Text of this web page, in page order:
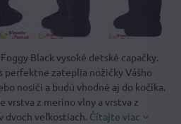
Black vysoké detské capačky.
perfektne zateplia nožičky Vášho
nosiči a budú vhodné aj do kočíka.
vrstva z merino vlny a vrstva z
dvoch veľkostiach. Čítajte viac